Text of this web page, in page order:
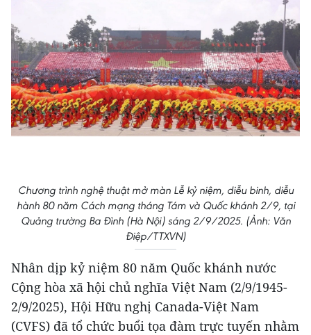
Chương trình nghệ thuật mở màn Lễ kỷ niệm, diễu binh, diễu
hành 80 năm Cách mạng tháng Tám và Quốc khánh 2/9, tại
Quảng trường Ba Đình (Hà Nội) sáng 2/9/2025. (Ảnh: Văn
Điệp/TTXVN)
Nhân dịp kỷ niệm 80 năm Quốc khánh nước
Cộng hòa xã hội chủ nghĩa Việt Nam (2/9/1945-
2/9/2025), Hội Hữu nghị Canada-Việt Nam
(CVFS) đã tổ chức buổi tọa đàm trực tuyến nhằm